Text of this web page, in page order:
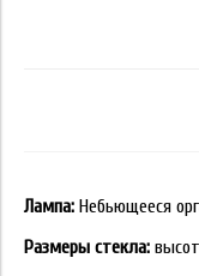
Лампа: Небьющееся
Размеры стекла: